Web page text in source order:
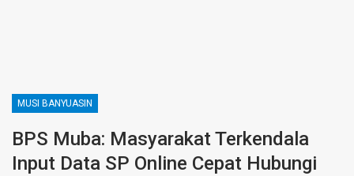
MUSI BANYUASIN
BPS Muba: Masyarakat Terkendala
Input Data SP Online Cepat Hubungi